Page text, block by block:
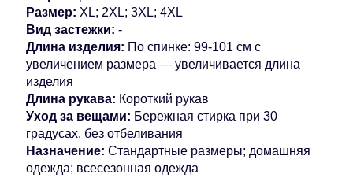
Размер: XL; 2XL; 3XL; 4XL
Вид застежки: -
Длина изделия: По спинке: 99-101 см с
увеличением размера — увеличивается длина
изделия
Длина рукава: Короткий рукав
Уход за вещами: Бережная стирка при 30
градусах, без отбеливания
Назначение: Стандартные размеры; домашняя
одежда; всесезонная одежда